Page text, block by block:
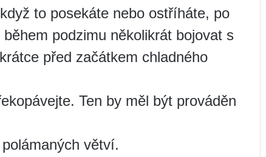
to posekáte nebo ostříháte, po
podzimu několikrát bojovat s
před začátkem chladného
Ten by měl být prováděn
větví.